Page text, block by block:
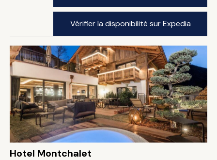
Vérifier la disponibilité sur Expedia
Hotel Montchalet